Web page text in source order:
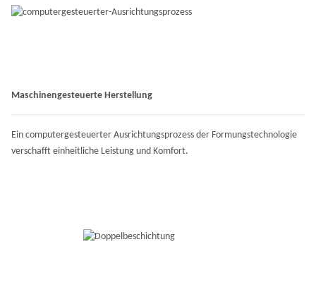
Maschinengesteuerte Herstellung
Ein computergesteuerter Ausrichtungsprozess der Formungstechnologie
verschafft einheitliche Leistung und Komfort.